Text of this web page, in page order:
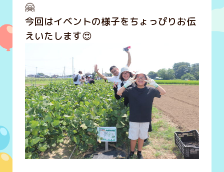
🤗
今回はイベントの様子をちょっぴりお伝
えいたします😍